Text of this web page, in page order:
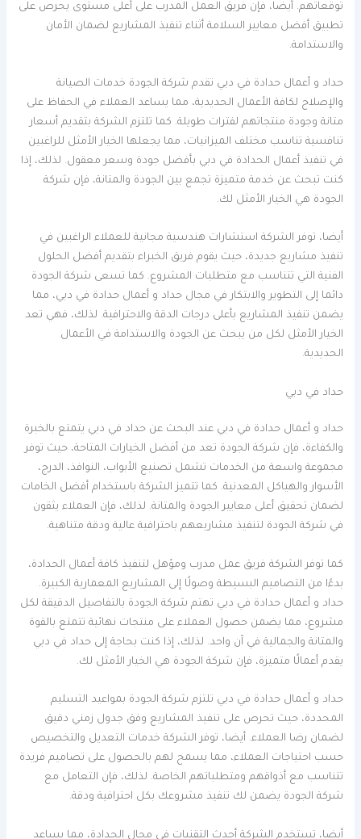
توقعاتهم. أيضا، فإن فريق العمل المدرب على أعلى مستوى يحرص على
تطبيق أفضل معايير السلامة أثناء تنفيذ المشاريع لضمان الأمان
والاستدامة.
حداد و أعمال حدادة في دبي تقدم شركة الجودة خدمات الصيانة
والإصلاح لكافة الأعمال الحديدية، مما يساعد العملاء في الحفاظ على
متانة وجودة منتجاتهم لفترات طويلة. كما تلتزم الشركة بتقديم أسعار
تنافسية تناسب مختلف الميزانيات، مما يجعلها الخيار الأمثل للراغبين
في تنفيذ أعمال الحدادة في دبي بأفضل جودة وسعر معقول. لذلك، إذا
كنت تبحث عن خدمة متميزة تجمع بين الجودة والمتانة، فإن شركة
الجودة هي الخيار الأمثل لك.
أيضا، توفر الشركة استشارات هندسية مجانية للعملاء الراغبين في
تنفيذ مشاريع جديدة، حيث يقوم فريق الخبراء بتقديم أفضل الحلول
الفنية التي تتناسب مع متطلبات المشروع. كما تسعى شركة الجودة
دائما إلى التطوير والابتكار في مجال حداد و أعمال حدادة في دبي، مما
يضمن تنفيذ المشاريع بأعلى درجات الدقة والاحترافية. لذلك، فهي تعد
الخيار الأمثل لكل من يبحث عن الجودة والاستدامة في الأعمال
الحديدية.
حداد في دبي
حداد و أعمال حدادة في دبي عند البحث عن حداد في دبي يتمتع بالخبرة
والكفاءة، فإن شركة الجودة تعد من أفضل الخيارات المتاحة، حيث توفر
مجموعة واسعة من الخدمات تشمل تصنيع الأبواب، النوافذ، الدرج،
الأسوار والهياكل المعدنية. كما تتميز الشركة باستخدام أفضل الخامات
لضمان تحقيق أعلى معايير الجودة والمتانة. لذلك، فإن العملاء يثقون
في شركة الجودة لتنفيذ مشاريعهم باحترافية عالية ودقة متناهية.
كما توفر الشركة فريق عمل مدرب ومؤهل لتنفيذ كافة أعمال الحدادة،
بدءًا من التصاميم البسيطة وصولًا إلى المشاريع المعمارية الكبيرة.
حداد و أعمال حدادة في دبي تهتم شركة الجودة بالتفاصيل الدقيقة لكل
مشروع، مما يضمن حصول العملاء على منتجات نهائية تتمتع بالقوة
والمتانة والجمالية في آن واحد. لذلك، إذا كنت بحاجة إلى حداد في دبي
يقدم أعمالًا متميزة، فإن شركة الجودة هي الخيار الأمثل لك.
حداد و أعمال حدادة في دبي تلتزم شركة الجودة بمواعيد التسليم
المحددة، حيث تحرص على تنفيذ المشاريع وفق جدول زمني دقيق
لضمان رضا العملاء. أيضا، توفر الشركة خدمات التعديل والتخصيص
حسب احتياجات العملاء، مما يسمح لهم بالحصول على تصاميم فريدة
تتناسب مع أذواقهم ومتطلباتهم الخاصة. لذلك، فإن التعامل مع
شركة الجودة يضمن لك تنفيذ مشروعك بكل احترافية ودقة.
أيضا، تستخدم الشركة أحدث التقنيات في مجال الحدادة، مما يساعد